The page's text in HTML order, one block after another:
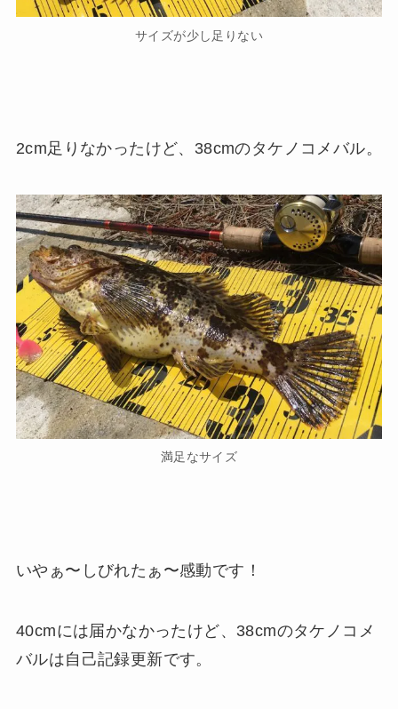
サイズが少し足りない
2cm足りなかったけど、38cmのタケノコメバル。
満足なサイズ
いやぁ〜しびれたぁ〜感動です！
40cmには届かなかったけど、38cmのタケノコメ
バルは自己記録更新です。